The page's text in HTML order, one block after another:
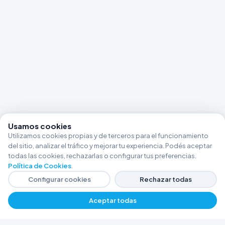
$ 9309,93 + Agregar
Usamos cookies
Utilizamos cookies propias y de terceros para el funcionamiento
del sitio, analizar el tráfico y mejorar tu experiencia. Podés aceptar
todas las cookies, rechazarlas o configurar tus preferencias.
Política de Cookies
Configurar cookies
Rechazar todas
Aceptar todas